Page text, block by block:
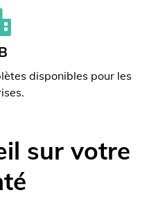
disponibles pour les
sur votre